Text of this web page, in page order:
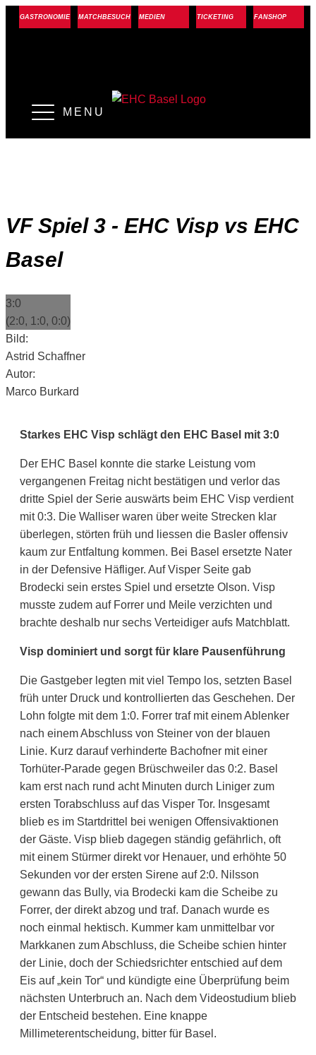
GASTRONOMIE MATCHBESUCH MEDIEN TICKETING FANSHOP
MENU
VF Spiel 3 - EHC Visp vs EHC
Basel
3:0
(2:0, 1:0, 0:0)
Bild:
Astrid Schaffner
Autor:
Marco Burkard
Starkes EHC Visp schlägt den EHC Basel mit 3:0
Der EHC Basel konnte die starke Leistung vom
vergangenen Freitag nicht bestätigen und verlor das
dritte Spiel der Serie auswärts beim EHC Visp verdient
mit 0:3. Die Walliser waren über weite Strecken klar
überlegen, störten früh und liessen die Basler offensiv
kaum zur Entfaltung kommen. Bei Basel ersetzte Nater
in der Defensive Häfliger. Auf Visper Seite gab
Brodecki sein erstes Spiel und ersetzte Olson. Visp
musste zudem auf Forrer und Meile verzichten und
brachte deshalb nur sechs Verteidiger aufs Matchblatt.
Visp dominiert und sorgt für klare Pausenführung
Die Gastgeber legten mit viel Tempo los, setzten Basel
früh unter Druck und kontrollierten das Geschehen. Der
Lohn folgte mit dem 1:0. Forrer traf mit einem Ablenker
nach einem Abschluss von Steiner von der blauen
Linie. Kurz darauf verhinderte Bachofner mit einer
Torhüter-Parade gegen Brüschweiler das 0:2. Basel
kam erst nach rund acht Minuten durch Liniger zum
ersten Torabschluss auf das Visper Tor. Insgesamt
blieb es im Startdrittel bei wenigen Offensivaktionen
der Gäste. Visp blieb dagegen ständig gefährlich, oft
mit einem Stürmer direkt vor Henauer, und erhöhte 50
Sekunden vor der ersten Sirene auf 2:0. Nilsson
gewann das Bully, via Brodecki kam die Scheibe zu
Forrer, der direkt abzog und traf. Danach wurde es
noch einmal hektisch. Kummer kam unmittelbar vor
Markkanen zum Abschluss, die Scheibe schien hinter
der Linie, doch der Schiedsrichter entschied auf dem
Eis auf „kein Tor“ und kündigte eine Überprüfung beim
nächsten Unterbruch an. Nach dem Videostudium blieb
der Entscheid bestehen. Eine knappe
Millimeterentscheidung, bitter für Basel.